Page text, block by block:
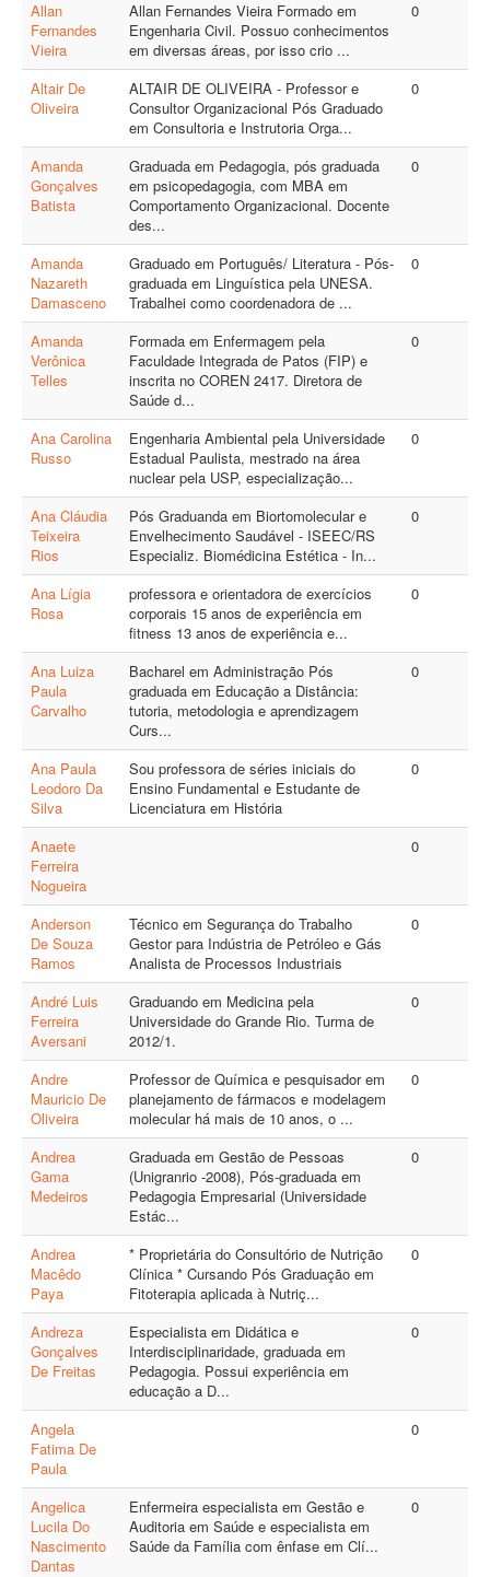
Allan
Fernandes
Vieira
Allan Fernandes Vieira Formado em
Engenharia Civil. Possuo conhecimentos
em diversas áreas, por isso crio ...
0
Altair De
Oliveira
ALTAIR DE OLIVEIRA - Professor e
Consultor Organizacional Pós Graduado
em Consultoria e Instrutoria Orga...
0
Amanda
Gonçalves
Batista
Graduada em Pedagogia, pós graduada
em psicopedagogia, com MBA em
Comportamento Organizacional. Docente
des...
0
Amanda
Nazareth
Damasceno
Graduado em Português/ Literatura - Pós-
graduada em Linguística pela UNESA.
Trabalhei como coordenadora de ...
0
Amanda
Verônica
Telles
Formada em Enfermagem pela
Faculdade Integrada de Patos (FIP) e
inscrita no COREN 2417. Diretora de
Saúde d...
0
Ana Carolina
Russo
Engenharia Ambiental pela Universidade
Estadual Paulista, mestrado na área
nuclear pela USP, especialização...
0
Ana Cláudia
Teixeira
Rios
Pós Graduanda em Biortomolecular e
Envelhecimento Saudável - ISEEC/RS
Especializ. Biomédicina Estética - In...
0
Ana Lígia
Rosa
professora e orientadora de exercícios
corporais 15 anos de experiência em
fitness 13 anos de experiência e...
0
Ana Luiza
Paula
Carvalho
Bacharel em Administração Pós
graduada em Educação a Distância:
tutoria, metodologia e aprendizagem
Curs...
0
Ana Paula
Leodoro Da
Silva
Sou professora de séries iniciais do
Ensino Fundamental e Estudante de
Licenciatura em História
0
Anaete
Ferreira
Nogueira
0
Anderson
De Souza
Ramos
Técnico em Segurança do Trabalho
Gestor para Indústria de Petróleo e Gás
Analista de Processos Industriais
0
André Luis
Ferreira
Aversani
Graduando em Medicina pela
Universidade do Grande Rio. Turma de
2012/1.
0
Andre
Mauricio De
Oliveira
Professor de Química e pesquisador em
planejamento de fármacos e modelagem
molecular há mais de 10 anos, o ...
0
Andrea
Gama
Medeiros
Graduada em Gestão de Pessoas
(Unigranrio -2008), Pós-graduada em
Pedagogia Empresarial (Universidade
Estác...
0
Andrea
Macêdo
Paya
* Proprietária do Consultório de Nutrição
Clínica * Cursando Pós Graduação em
Fitoterapia aplicada à Nutriç...
0
Andreza
Gonçalves
De Freitas
Especialista em Didática e
Interdisciplinaridade, graduada em
Pedagogia. Possui experiência em
educação a D...
0
Angela
Fatima De
Paula
0
Angelica
Lucila Do
Nascimento
Dantas
Enfermeira especialista em Gestão e
Auditoria em Saúde e especialista em
Saúde da Família com ênfase em Clí...
0